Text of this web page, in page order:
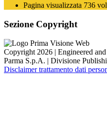
Pagina visualizzata 736
Sezione Copyright
Copyright 2026 | Engineered
Parma S.p.A. | Divisione
Disclaimer trattamento dati